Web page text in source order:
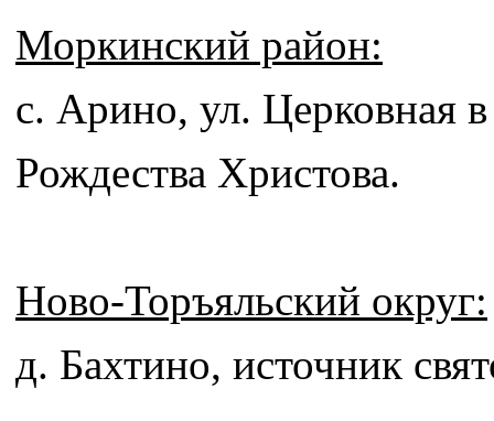
Моркинский район:
с. Арино, ул. Церковная
Рождества Христова.
Ново-Торъяльский округ:
д. Бахтино, источник